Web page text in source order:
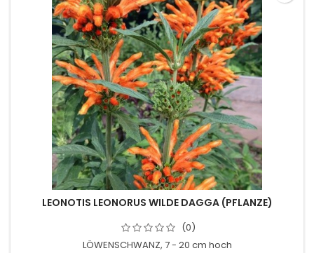
LEONOTIS LEONORUS WILDE DAGGA (PFLANZE)
(0)
LÖWENSCHWANZ, 7 - 20 cm hoch